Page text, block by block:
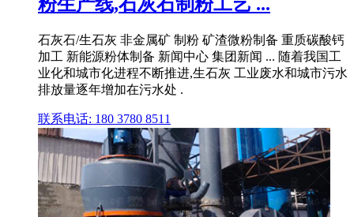
石灰石/生石灰 非金属矿 制粉 矿渣微粉制备 重质碳酸钙
加工 新能源粉体制备 新闻中心 集团新闻 ... 随着我国工
业化和城市化进程不断推进,生石灰 工业废水和城市污水
排放量逐年增加在污水处 .
联系电话: 180 3780 8511